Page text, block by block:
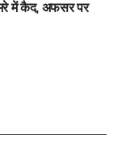
में कैद, अफसर पर